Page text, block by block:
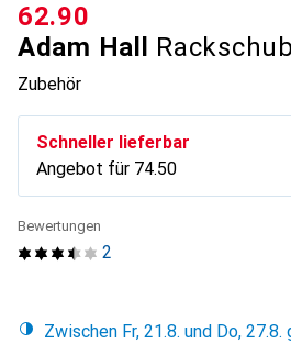
Adam Hall
Zubehör
CHF
62.90
Schneller lieferbar
Angebot für CHF
74.50
2
Bewertungen
Zwischen Fr, 21.8. und Do,